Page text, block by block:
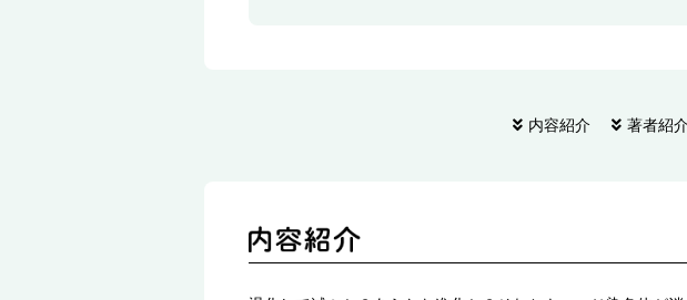
内容紹介 著者紹